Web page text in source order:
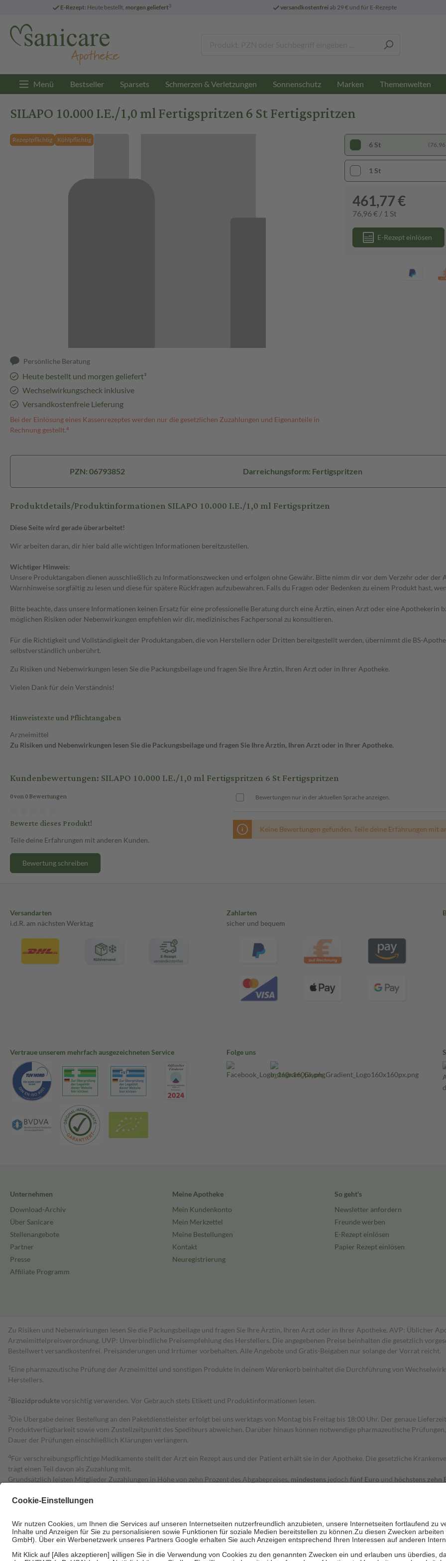
E-Rezept: Heute bestellt, morgen geliefert3 versandkostenfreiab 29 € und für E-Rezepte
Menü Bestseller Sparsets Schmerzen & Verletzungen Sonnenschutz Marken Themenwelten
SILAPO 10.000 I.E./1,0 ml Fertigspritzen 6 St Fertigspritzen
Rezeptpflichtig Kühlpflichtig
Persönliche Beratung
Heute bestellt und morgen geliefert³
Wechselwirkungscheck inklusive
Versandkostenfreie Lieferung
Bei der Einlösung eines Kassenrezeptes werden nur die gesetzlichen Zuzahlungen und Eigenanteile in
Rechnung gestellt.⁴
6 St (76,96
1 St
461,77 €
76,96 € / 1 St
E-Rezept einlösen
PZN: 06793852 Darreichungsform: Fertigspritzen
Produktdetails/Produktinformationen SILAPO 10.000 I.E./1,0 ml Fertigspritzen
Diese Seite wird gerade überarbeitet!
Wir arbeiten daran, dir hier bald alle wichtigen Informationen bereitzustellen.
Wichtiger Hinweis:
Unsere Produktangaben dienen ausschließlich zu Informationszwecken und erfolgen ohne Gewähr. Bitte nimm dir vor dem Verzehr oder
Warnhinweise sorgfältig zu lesen und diese für spätere Rückfragen aufzubewahren. Falls du Fragen oder Bedenken zu einem Produkt hast,
Bitte beachte, dass unsere Informationen keinen Ersatz für eine professionelle Beratung durch eine Ärztin, einen Arzt oder eine Apothekerin
möglichen Risiken oder Nebenwirkungen empfehlen wir dir, medizinisches Fachpersonal zu konsultieren.
Für die Richtigkeit und Vollständigkeit der Produktangaben, die von Herstellern oder Dritten bereitgestellt werden, übernimmt die BS-
selbstverständlich unberührt.
Zu Risiken und Nebenwirkungen lesen Sie die Packungsbeilage und fragen Sie Ihre Ärztin, Ihren Arzt oder in Ihrer Apotheke.
Vielen Dank für dein Verständnis!
Hinweistexte und Pflichtangaben
Arzneimittel
Zu Risiken und Nebenwirkungen lesen Sie die Packungsbeilage und fragen Sie Ihre Ärztin, Ihren Arzt oder in Ihrer Apotheke.
Kundenbewertungen: SILAPO 10.000 I.E./1,0 ml Fertigspritzen 6 St Fertigspritzen
0 von 0 Bewertungen
Bewerte dieses Produkt!
Teile deine Erfahrungen mit anderen Kunden.
Bewertung schreiben
Bewertungen nur in der aktuellen Sprache anzeigen.
Keine Bewertungen gefunden. Teile deine Erfahrungen mit
Versandarten
i.d.R. am nächsten Werktag
Zahlarten
sicher und bequem
Vertraue unserem mehrfach ausgezeichneten Service Folge uns
Unternehmen
Download-Archiv
Über Sanicare
Stellenangebote
Partner
Presse
Affiliate Programm
Meine Apotheke
Mein Kundenkonto
Mein Merkzettel
Meine Bestellungen
Kontakt
Neuregistrierung
So geht's
Newsletter anfordern
Freunde werben
E-Rezept einlösen
Papier Rezept einlösen
Zu Risiken und Nebenwirkungen lesen Sie die Packungsbeilage und fragen Sie Ihre Ärztin, Ihren Arzt oder in Ihrer Apotheke. AVP: Üblicher
Arzneimittelpreisverordnung. UVP: Unverbindliche Preisempfehlung des Herstellers. Die angegebenen Preise beinhalten die gesetzlich
Bestell­wert versand­kosten­frei. Preisänderungen und Irrtümer vorbehalten. Alle Angebote und Gratis-Beigaben nur solange der Vorrat reicht.
1 Eine pharmazeutische Prüfung der Arzneimittel und sonstigen Produkte in deinem Warenkorb beinhaltet die Durchführung von
Herstellers.
2Biozidproduktevorsichtig verwenden. Vor Gebrauch stets Etikett und Produktinformationen lesen.
3Die Übergabe deiner Bestellung an den Paketdienstleister erfolgt bei uns werktags von Montag bis Freitag bis 18:00 Uhr. Der genaue
Produktverfügbarkeit sowie vom Zustellzeitpunkt des Spediteurs abweichen. Darüber hinaus können notwendige pharmazeutische
Dauer der Prüfungen einschließlich Klärungen verlängern.
4Für verschreibungspflichtige Medikamente stellt der Arzt ein Rezept aus und der Patient erhält sie in der Apotheke. Die gesetzliche
trägt einen Teil davon als Zuzahlung mit.
Grundsätzlich leisten Mitglieder Zuzahlungen in Höhe von zehn Prozent des Abgabepreises, mindestens jedoch fünf Euro und höchstens zehn
Diese Regeln gelten grundsätzlich auch für Online-Apotheken.
Um das Engagement der Versicherten für ihre eigene Gesundheit zu stärken und die besondere Stellung der Familie zu unterstützen, fallen
• Kindern und Jugendlichen bis zum vollendeten 18. Lebensjahr mit Ausnahme der Fahrkosten
• Untersuchungen zur Vorsorge und Früherkennung, die von der GKV getragen werden
• empfohlenen Schutzimpfungen